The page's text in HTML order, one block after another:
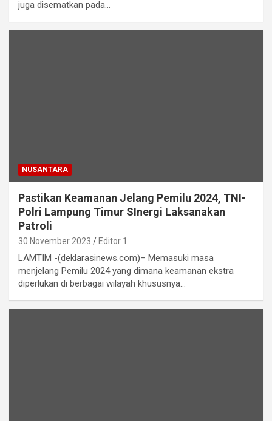
juga disematkan pada…
NUSANTARA
Pastikan Keamanan Jelang Pemilu 2024, TNI-
Polri Lampung Timur SInergi Laksanakan
Patroli
30 November 2023 Editor 1
LAMTIM -(deklarasinews.com)– Memasuki masa
menjelang Pemilu 2024 yang dimana keamanan ekstra
diperlukan di berbagai wilayah khususnya…